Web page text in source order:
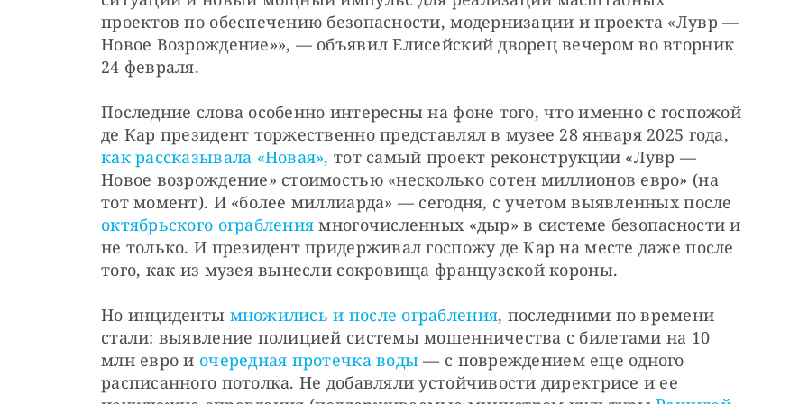
проектов по обеспечению безопасности, модернизации и проекта «Лувр —
Новое Возрождение»», — объявил Елисейский дворец вечером во вторник
24 февраля.
Последние слова особенно интересны на фоне того, что именно с госпожой
как рассказывала «Новая», тот самый проект реконструкции «Лувр —
Новое возрождение» стоимостью «несколько сотен миллионов евро» (на
октябрьского ограбления многочисленных «дыр» в системе безопасности и
не только. И президент придерживал госпожу де Кар на месте даже после
того, как из музея вынесли сокровища французской короны.
Но инциденты множились и после ограбления, последними по времени
стали: выявление полицией системы мошенничества с билетами на 10
млн евро и очередная протечка воды — с повреждением еще одного
расписанного потолка. Не добавляли устойчивости директрисе и ее